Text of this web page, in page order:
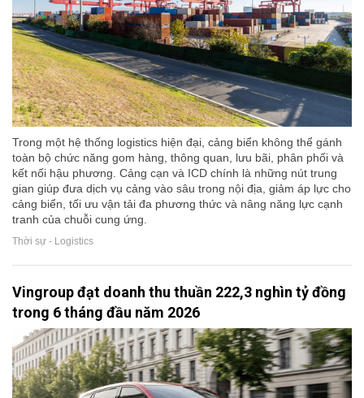
Trong một hệ thống logistics hiện đại, cảng biển không thể gánh
toàn bộ chức năng gom hàng, thông quan, lưu bãi, phân phối và
kết nối hậu phương. Cảng cạn và ICD chính là những nút trung
gian giúp đưa dịch vụ cảng vào sâu trong nội địa, giảm áp lực cho
cảng biển, tối ưu vận tải đa phương thức và nâng năng lực cạnh
tranh của chuỗi cung ứng.
Thời sự - Logistics
Vingroup đạt doanh thu thuần 222,3 nghìn tỷ đồng
trong 6 tháng đầu năm 2026